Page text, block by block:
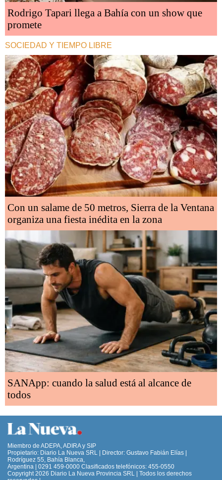
Rodrigo Tapari llega a Bahía con un show que
promete
SOCIEDAD Y TIEMPO LIBRE
Con un salame de 50 metros, Sierra de la Ventana
organiza una fiesta inédita en la zona
SANApp: cuando la salud está al alcance de
todos
Miembro de ADEPA, ADIRA y SIP
Propietario: Diario La Nueva SRL | Director: Gustavo Fabián Elías |
Rodríguez 55, Bahía Blanca,
Argentina | 0291 459-0000 Clasificados telefónicos: 455-0550
Copyright 2026 Diario La Nueva Provincia SRL | Todos los derechos